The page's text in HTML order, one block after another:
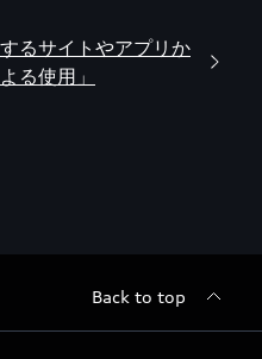
るサイトやアプリか
る使用」
Back to top